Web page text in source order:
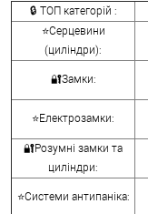
🔒 ТОП категорій :
⭐Серцевини
(циліндри):
🔐Замки:
⭐Електрозамки:
🔐Розумні замки та
циліндри:
⭐Системи антипаніка: